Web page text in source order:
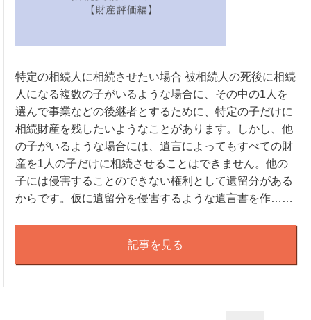
特定の相続人に相続させたい場合 被相続人の死後に相続
人になる複数の子がいるような場合に、その中の1人を
選んで事業などの後継者とするために、特定の子だけに
相続財産を残したいようなことがあります。しかし、他
の子がいるような場合には、遺言によってもすべての財
産を1人の子だけに相続させることはできません。他の
子には侵害することのできない権利として遺留分がある
からです。仮に遺留分を侵害するような遺言書を作……
記事を見る